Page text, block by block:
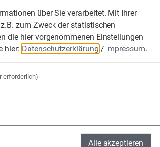
08424 0
über Sie verarbeitet. Mit Ihrer
zum Zweck der statistischen
die hier vorgenommenen Einstellungen
hier: Datenschutzerklärung / Impressum.
erforderlich)
Alle akzeptieren